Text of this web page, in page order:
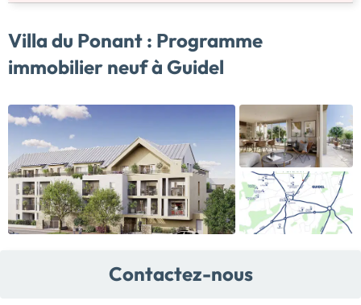
Villa du Ponant : Programme
immobilier neuf à Guidel
Contactez-nous